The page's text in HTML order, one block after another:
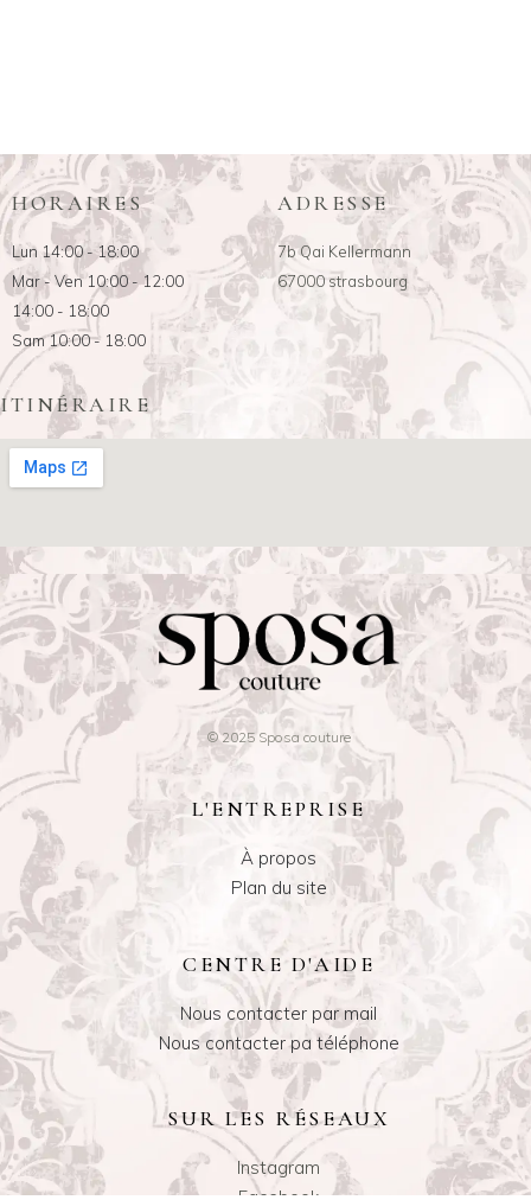
HORAIRES
Lun 14:00 - 18:00
Mar - Ven 10:00 - 12:00
14:00 - 18:00
Sam 10:00 - 18:00
ADRESSE
7b Qai Kellermann
67000 strasbourg
ITINÉRAIRE
© 2025 Sposa couture
L'ENTREPRISE
À propos
Plan du site
CENTRE D'AIDE
Nous contacter par mail
Nous contacter pa téléphone
SUR LES RÉSEAUX
Instagram